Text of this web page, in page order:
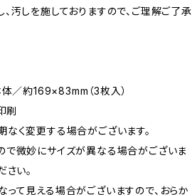
汚しを施しておりますので、ご理解ご了承
体／約169×83mm（3枚入）
刷
く変更する場合がございます。
微妙にサイズが異なる場合がございま
さい。
て見える場合がございますので、おらか